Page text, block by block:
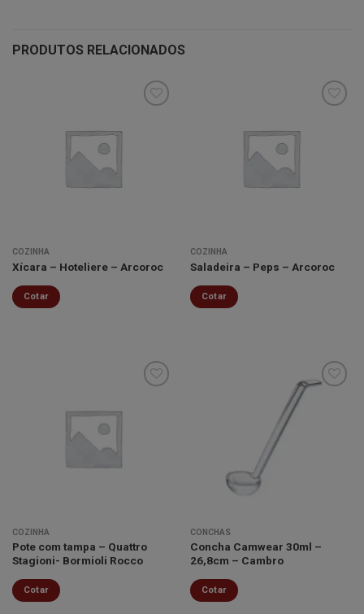
PRODUTOS RELACIONADOS
COZINHA
Xícara – Hoteliere – Arcoroc
Cotar
COZINHA
Saladeira – Peps – Arcoroc
Cotar
COZINHA
Pote com tampa – Quattro
Stagioni- Bormioli Rocco
Cotar
CONCHAS
Concha Camwear 30ml –
26,8cm – Cambro
Cotar